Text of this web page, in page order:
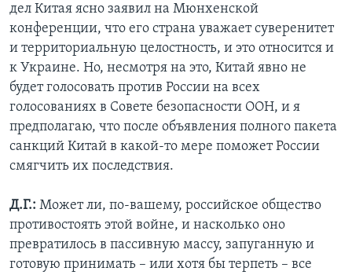
дел Китая ясно заявил на Мюнхенской
конференции, что его страна уважает суверенитет
и территориальную целостность, и это относится и
к Украине. Но, несмотря на это, Китай явно не
будет голосовать против России на всех
голосованиях в Совете безопасности ООН, и я
предполагаю, что после объявления полного пакета
санкций Китай в какой-то мере поможет России
смягчить их последствия.
Д.Г.: Может ли, по-вашему, российское общество
противостоять этой войне, и насколько оно
превратилось в пассивную массу, запуганную и
готовую принимать – или хотя бы терпеть – все